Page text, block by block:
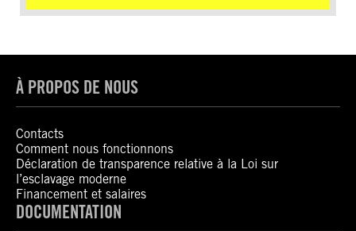
À PROPOS DE NOUS
Contacts
Comment nous fonctionnons
Déclaration de transparence relative à la Loi sur
l’esclavage moderne
Financement et salaires
DOCUMENTATION